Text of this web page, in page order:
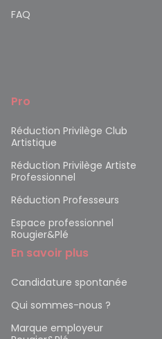
FAQ
Pro
Réduction Privilège Club
Artistique
Réduction Privilège Artiste
Professionnel
Réduction Professeurs
Espace professionnel
Rougier&Plé
En savoir plus
Candidature spontanée
Qui sommes-nous ?
Marque employeur